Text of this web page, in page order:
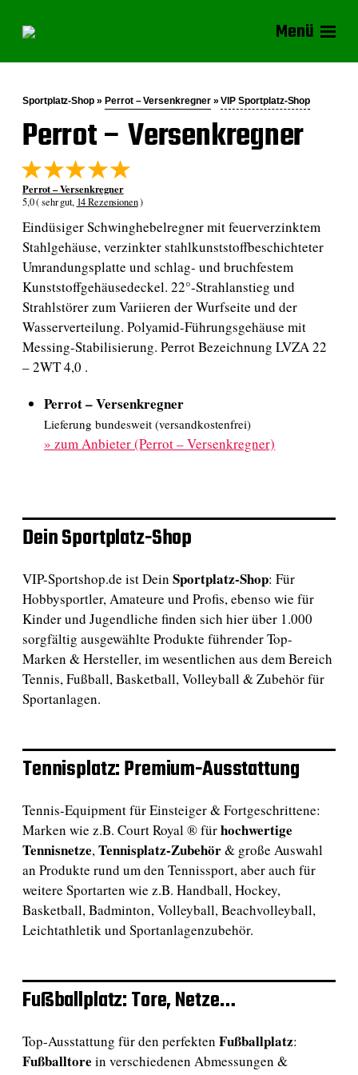
Menü
Sportplatz-Shop » Perrot – Versenkregner»VIP Sportplatz-Shop
Perrot – Versenkregner
Perrot – Versenkregner
5,0 ( sehr gut, 14 Rezensionen)
Eindüsiger Schwinghebelregner mit feuerverzinktem
Stahlgehäuse, verzinkter stahlkunststoffbeschichteter
Umrandungsplatte und schlag- und bruchfestem
Kunststoffgehäusedeckel. 22°-Strahlanstieg und
Strahlstörer zum Variieren der Wurfseite und der
Wasserverteilung. Polyamid-Führungsgehäuse mit
Messing-Stabilisierung. Perrot Bezeichnung LVZA 22
– 2WT 4,0 .
Perrot – Versenkregner
Lieferung bundesweit (versandkostenfrei)
»zum Anbieter (Perrot – Versenkregner)
Dein Sportplatz-Shop
VIP-Sportshop.de ist Dein Sportplatz-Shop: Für
Hobbysportler, Amateure und Profis, ebenso wie für
Kinder und Jugendliche finden sich hier über 1.000
sorgfältig ausgewählte Produkte führender Top-
Marken & Hersteller, im wesentlichen aus dem Bereich
Tennis, Fußball, Basketball, Volleyball & Zubehör für
Sportanlagen.
Tennisplatz: Premium-Ausstattung
Tennis-Equipment für Einsteiger & Fortgeschrittene:
Marken wie z.B. Court Royal ® fürhochwertige
Tennisnetze,Tennisplatz-Zubehör& große Auswahl
an Produkte rund um den Tennissport, aber auch für
weitere Sportarten wie z.B. Handball, Hockey,
Basketball, Badminton, Volleyball, Beachvolleyball,
Leichtathletik und Sportanlagenzubehör.
Fußballplatz: Tore, Netze…
Top-Ausstattung für den perfekten Fußballplatz:
Fußballtore in verschiedenen Abmessungen &